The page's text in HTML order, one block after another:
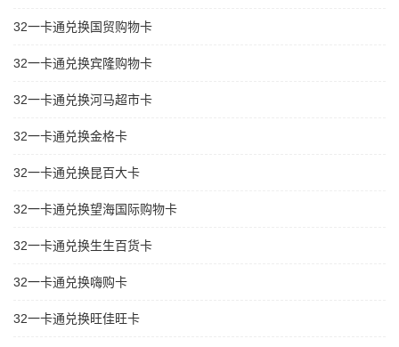
32一卡通兑换国贸购物卡
32一卡通兑换宾隆购物卡
32一卡通兑换河马超市卡
32一卡通兑换金格卡
32一卡通兑换昆百大卡
32一卡通兑换望海国际购物卡
32一卡通兑换生生百货卡
32一卡通兑换嗨购卡
32一卡通兑换旺佳旺卡